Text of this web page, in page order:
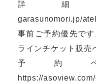
詳
garasunomori.jp/
事前ご予約優先で
ラインチケット販売
予約
https://